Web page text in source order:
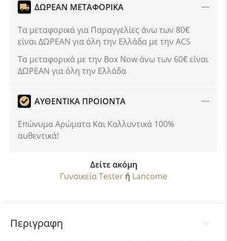
ΔΩΡΕΑΝ ΜΕΤΑΦΟΡΙΚΑ
Τα μεταφορικά για Παραγγελίες άνω των 80€
είναι ΔΩΡΕΑΝ για όλη την Ελλάδα με την ACS
Tα μεταφορικά με την Box Now άνω των 60€ είναι
ΔΩΡΕΑΝ για όλη την Ελλάδα
ΑΥΘΕΝΤΙΚΑ ΠΡΟΙΟΝΤΑ
Επώνυμα Αρώματα Και Καλλυντικά 100%
αυθεντικά!
Δείτε ακόμη
Γυναικεία Tester ή Lancome
Περιγραφη